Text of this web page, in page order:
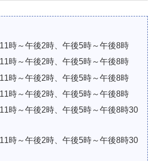
時～午後2時、午後5時～午後8時
時～午後2時、午後5時～午後8時
時～午後2時、午後5時～午後8時
時～午後2時、午後5時～午後8時
時～午後2時、午後5時～午後8時30
時～午後2時、午後5時～午後8時30